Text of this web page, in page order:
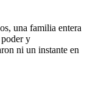
una familia entera
poder y
ni un instante en